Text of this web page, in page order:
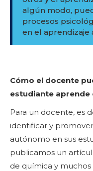
algún modo,
procesos
en el aprendizaje
Cómo el docente
estudiante aprende
Para un docente, es
identificar y
autónomo en sus
publicamos un
de química y